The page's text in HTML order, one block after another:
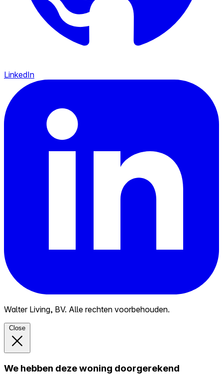
LinkedIn
Walter Living, BV. Alle rechten voorbehouden.
Close
We hebben deze woning doorgerekend